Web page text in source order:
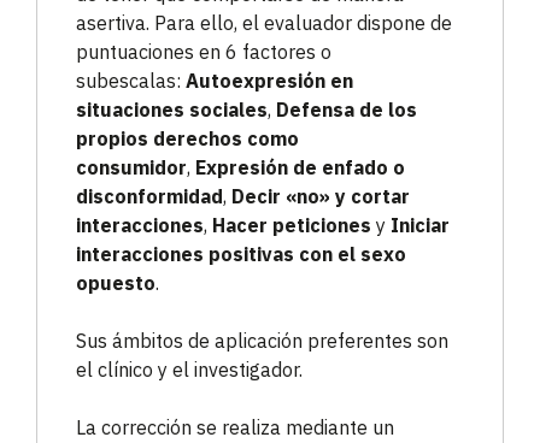
asertiva. Para ello, el evaluador dispone de
puntuaciones en 6 factores o
subescalas: Autoexpresión en
situaciones sociales, Defensa de los
propios derechos como
consumidor, Expresión de enfado o
disconformidad, Decir «no» y cortar
interacciones, Hacer peticiones y Iniciar
interacciones positivas con el sexo
opuesto.
Sus ámbitos de aplicación preferentes son
el clínico y el investigador.
La corrección se realiza mediante un